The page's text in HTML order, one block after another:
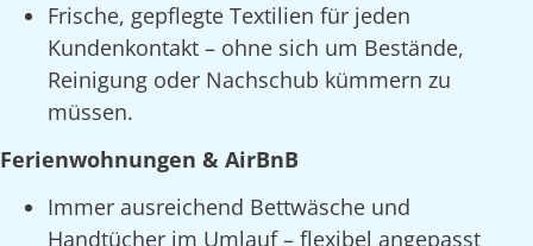
Frische, gepflegte Textilien für jeden
Kundenkontakt – ohne sich um Bestände,
Reinigung oder Nachschub kümmern zu
müssen.
Ferienwohnungen & AirBnB
Immer ausreichend Bettwäsche und
Handtücher im Umlauf – flexibel angepasst